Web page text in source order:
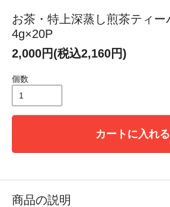
お茶・特上深蒸し煎茶ティー
4g×20P
2,000円(税込2,160円)
個数
カートに入れる
商品の説明